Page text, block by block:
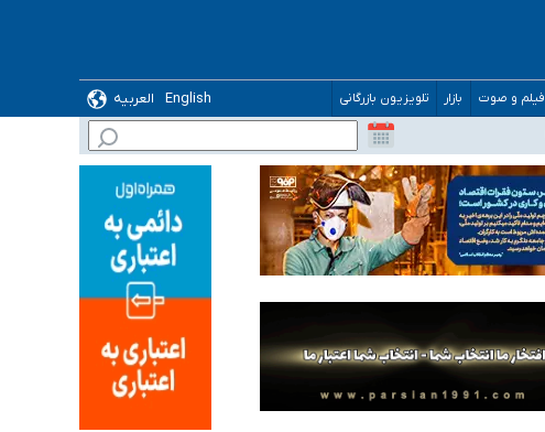
فیلم و صوت بازار تلویزیون بازرگانی English
العربیه